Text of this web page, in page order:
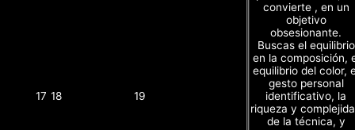
17 18 19
convierte , en un
objetivo
obsesionante.
Buscas el equilibrio
en la composición,
equilibrio del color,
gesto personal
identificativo, la
riqueza y
de la técnica, y